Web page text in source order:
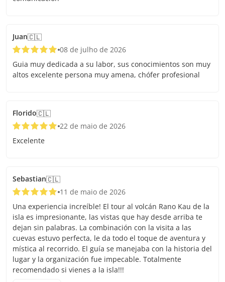
Juan🇨🇱
08 de julho de 2026
Guia muy dedicada a su labor, sus conocimientos son muy
altos excelente persona muy amena, chófer profesional
Florido🇨🇱
22 de maio de 2026
Excelente
Sebastian🇨🇱
11 de maio de 2026
Una experiencia increíble! El tour al volcán Rano Kau de la
isla es impresionante, las vistas que hay desde arriba te
dejan sin palabras. La combinación con la visita a las
cuevas estuvo perfecta, le da todo el toque de aventura y
mística al recorrido. El guía se manejaba con la historia del
lugar y la organización fue impecable. Totalmente
recomendado si vienes a la isla!!!